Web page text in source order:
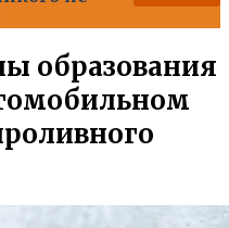
образования